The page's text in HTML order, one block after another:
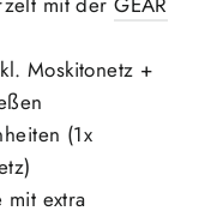
Moskitonetz +
(1x
mit extra